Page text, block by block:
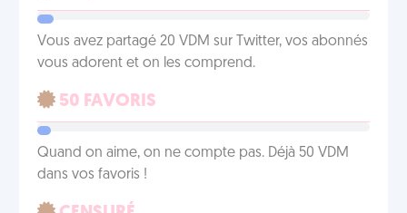
Vous avez partagé 20 VDM sur Twitter, vos abonnés
vous adorent et on les comprend.
50 FAVORIS
Quand on aime, on ne compte pas. Déjà 50 VDM
dans vos favoris !